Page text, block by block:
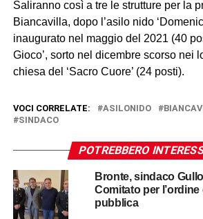
Saliranno così a tre le strutture per la
Biancavilla, dopo l’asilo nido
inaugurato nel maggio del 2021 (40
Gioco’, sorto nel dicembre scorso nei
chiesa del ‘Sacro Cuore’ (24 posti).
VOCI CORRELATE: ASILONIDO
SINDACO
POTREBBERO
Bronte, sindaco
Comitato per l’ordine
pubblica